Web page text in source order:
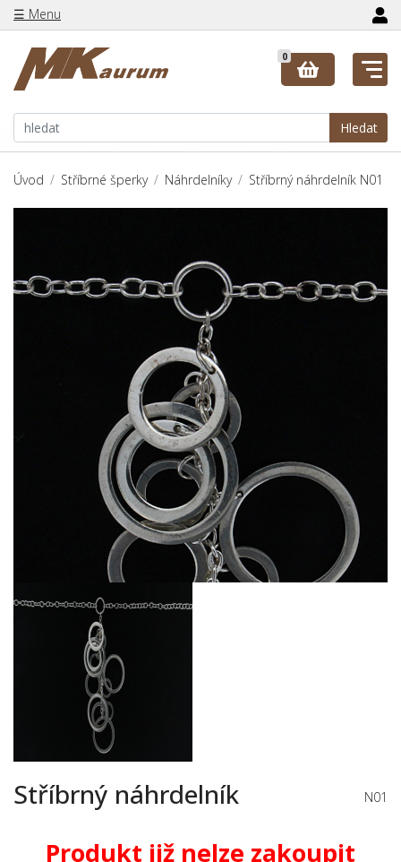
☰ Menu
Hledat
0
Úvod Stříbrné šperky Náhrdelníky Stříbrný náhrdelník N01
Stříbrný náhrdelník N01
Produkt již nelze zakoupit